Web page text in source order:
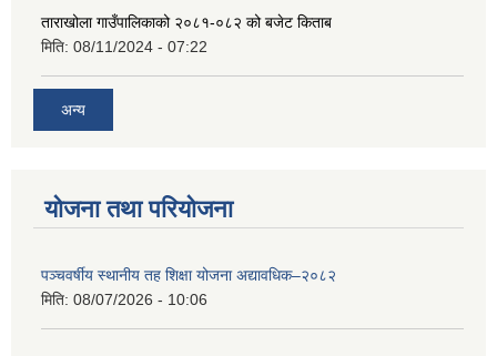
ताराखोला गाउँपालिकाको २०८१-०८२ को बजेट किताब
मिति: 08/11/2024 - 07:22
अन्य
योजना तथा परियोजना
पञ्चवर्षीय स्थानीय तह शिक्षा योजना अद्यावधिक–२०८२
मिति: 08/07/2026 - 10:06